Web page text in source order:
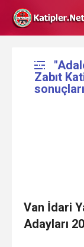
Zabıt
sonuçları
Van İdari
Adayları